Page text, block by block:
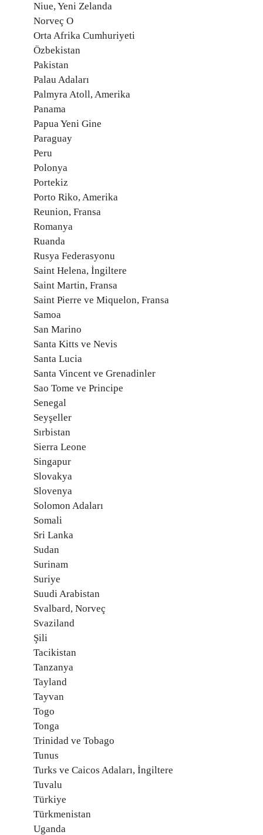
Niue, Yeni Zelanda
Norveç O
Orta Afrika Cumhuriyeti
Özbekistan
Pakistan
Palau Adaları
Palmyra Atoll, Amerika
Panama
Papua Yeni Gine
Paraguay
Peru
Polonya
Portekiz
Porto Riko, Amerika
Reunion, Fransa
Romanya
Ruanda
Rusya Federasyonu
Saint Helena, İngiltere
Saint Martin, Fransa
Saint Pierre ve Miquelon, Fransa
Samoa
San Marino
Santa Kitts ve Nevis
Santa Lucia
Santa Vincent ve Grenadinler
Sao Tome ve Principe
Senegal
Seyşeller
Sırbistan
Sierra Leone
Singapur
Slovakya
Slovenya
Solomon Adaları
Somali
Sri Lanka
Sudan
Surinam
Suriye
Suudi Arabistan
Svalbard, Norveç
Svaziland
Şili
Tacikistan
Tanzanya
Tayland
Tayvan
Togo
Tonga
Trinidad ve Tobago
Tunus
Turks ve Caicos Adaları, İngiltere
Tuvalu
Türkiye
Türkmenistan
Uganda